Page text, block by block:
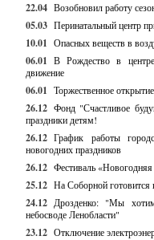
22.04 Возобновил работу
05.03 Перинатальный центр
10.01 Опасных веществ в
06.01 В Рождество в
движение
06.01 Торжественное
26.12 Фонд "Счастливое
праздники детям!
26.12 График работы
новогодних праздников
26.12 Фестиваль
25.12 На Соборной готовится
24.12 Дрозденко: "Мы
небосводе Ленобласти"
23.12 Отключение